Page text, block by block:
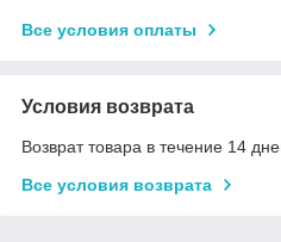
Все условия оплаты
Условия возврата
Возврат товара в течение 14
Все условия возврата